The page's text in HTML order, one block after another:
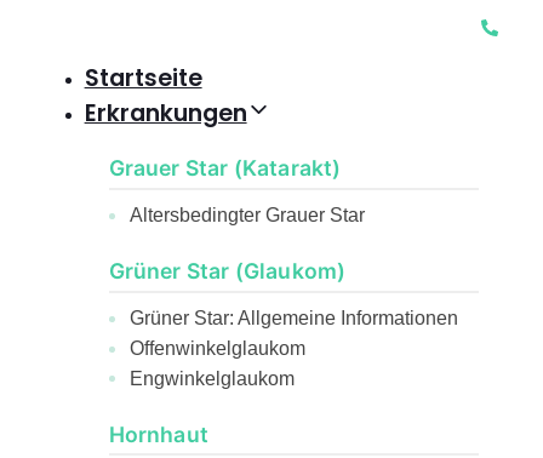
Startseite
Erkrankungen
Grauer Star (Katarakt)
Altersbedingter Grauer Star
Grüner Star (Glaukom)
Grüner Star: Allgemeine Informationen
Offenwinkelglaukom
Engwinkelglaukom
Hornhaut